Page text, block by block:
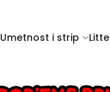
Umetnost i strip